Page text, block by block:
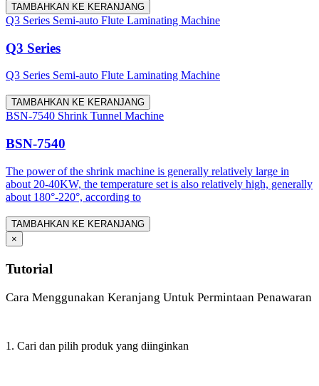
TAMBAHKAN KE KERANJANG
Q3 Series Semi-auto Flute Laminating Machine
Q3 Series
Q3 Series Semi-auto Flute Laminating Machine
TAMBAHKAN KE KERANJANG
BSN-7540 Shrink Tunnel Machine
BSN-7540
The power of the shrink machine is generally relatively large in
about 20-40KW, the temperature set is also relatively high, generally
about 180°-220°, according to
TAMBAHKAN KE KERANJANG
×
Tutorial
Cara Menggunakan Keranjang Untuk Permintaan Penawaran
1. Cari dan pilih produk yang diinginkan